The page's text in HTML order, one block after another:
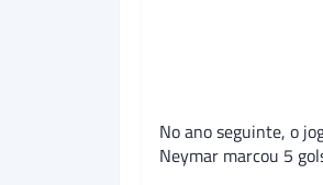
No ano seguinte, o
Neymar marcou 5